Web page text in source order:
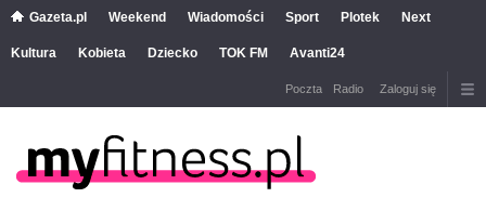
Gazeta.pl Weekend Wiadomości Sport Plotek Next
Kultura Kobieta Dziecko TOK FM Avanti24
Poczta Radio Zaloguj się